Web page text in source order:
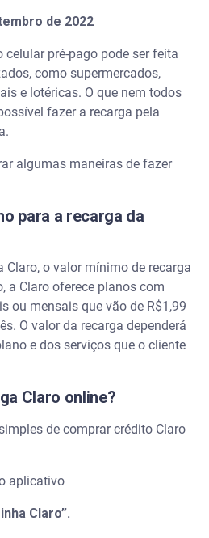
de 2022
celular pré-pago pode ser feita
como supermercados,
e lotéricas. O que nem todos
fazer a recarga pela
algumas maneiras de fazer
para a recarga da
o valor mínimo de recarga
a Claro oferece planos com
ou mensais que vão de R$1,99
O valor da recarga dependerá
e dos serviços que o cliente
Claro online?
de comprar crédito Claro
aplicativo
Claro”.